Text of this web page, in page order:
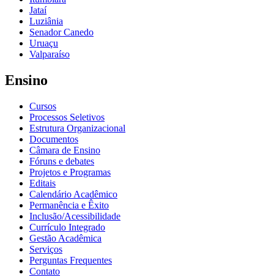
Jataí
Luziânia
Senador Canedo
Uruaçu
Valparaíso
Ensino
Cursos
Processos Seletivos
Estrutura Organizacional
Documentos
Câmara de Ensino
Fóruns e debates
Projetos e Programas
Editais
Calendário Acadêmico
Permanência e Êxito
Inclusão/Acessibilidade
Currículo Integrado
Gestão Acadêmica
Serviços
Perguntas Frequentes
Contato